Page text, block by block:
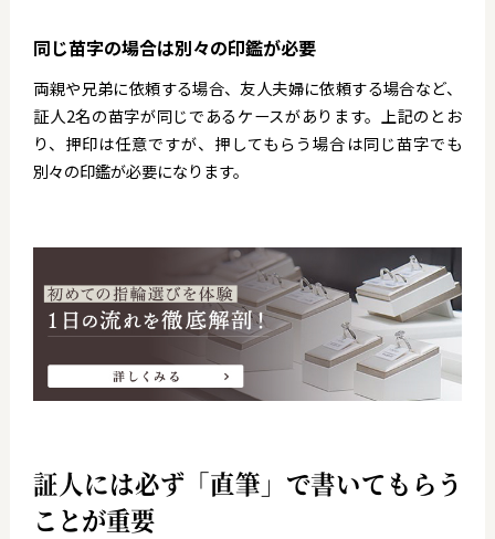
同じ苗字の場合は別々の印鑑が必要
両親や兄弟に依頼する場合、友人夫婦に依頼する場合など、
証人2名の苗字が同じであるケースがあります。上記のとお
り、押印は任意ですが、押してもらう場合は同じ苗字でも
別々の印鑑が必要になります。
証人には必ず「直筆」で書いてもらう
ことが重要